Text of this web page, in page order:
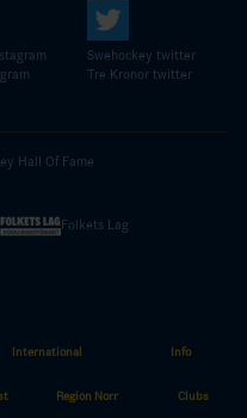
International Info
Region Norr Clubs
Swehockey twitter
Tre Kronor twitter
Hall Of Fame
Folkets Lag